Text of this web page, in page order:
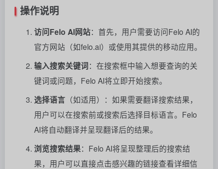
操作说明
访问Felo AI网站：首先，用户需要访问Felo AI的
官方网站（如felo.ai）或使用其提供的移动应用。
输入搜索关键词：在搜索框中输入想要查询的关
键词或问题，Felo AI将立即开始搜索。
选择语言 （如适用）：如果需要翻译搜索结果，
用户可以在搜索前或搜索后选择目标语言。Felo
AI将自动翻译并呈现翻译后的结果。
浏览搜索结果：Felo AI将呈现整理后的搜索结
果，用户可以直接点击感兴趣的链接查看详细信